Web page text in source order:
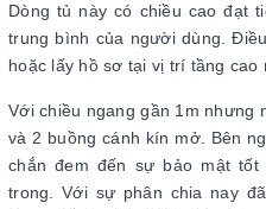
Dòng tủ này có chiều cao đạt
trung bình của người dùng.
hoặc lấy hồ sơ tại vị trí tầng cao
Với chiều ngang gần 1m nhưng
và 2 buồng cánh kín mở. Bên
chắn đem đến sự bảo mật
trong. Với sự phân chia nay